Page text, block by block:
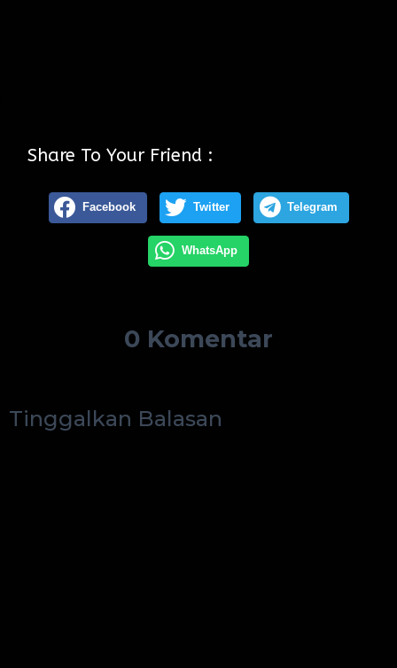
Share To Your Friend :
Facebook Twitter Telegram
WhatsApp
0 Komentar
Tinggalkan Balasan